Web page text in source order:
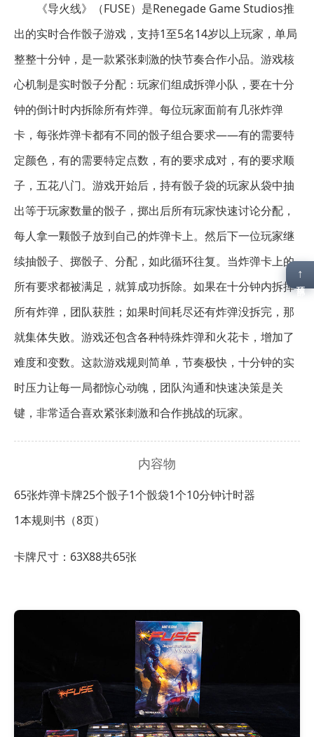
《导火线》（FUSE）是Renegade Game Studios推
出的实时合作骰子游戏，支持1至5名14岁以上玩家，单局
整整十分钟，是一款紧张刺激的快节奏合作小品。游戏核
心机制是实时骰子分配：玩家们组成拆弹小队，要在十分
钟的倒计时内拆除所有炸弹。每位玩家面前有几张炸弹
卡，每张炸弹卡都有不同的骰子组合要求——有的需要特
定颜色，有的需要特定点数，有的要求成对，有的要求顺
子，五花八门。游戏开始后，持有骰子袋的玩家从袋中抽
出等于玩家数量的骰子，掷出后所有玩家快速讨论分配，
每人拿一颗骰子放到自己的炸弹卡上。然后下一位玩家继
续抽骰子、掷骰子、分配，如此循环往复。当炸弹卡上的
所有要求都被满足，就算成功拆除。如果在十分钟内拆掉
所有炸弹，团队获胜；如果时间耗尽还有炸弹没拆完，那
就集体失败。游戏还包含各种特殊炸弹和火花卡，增加了
难度和变数。这款游戏规则简单，节奏极快，十分钟的实
时压力让每一局都惊心动魄，团队沟通和快速决策是关
键，非常适合喜欢紧张刺激和合作挑战的玩家。
内容物
65张炸弹卡牌25个骰子1个骰袋1个10分钟计时器
1本规则书（8页）
卡牌尺寸：63X88共65张
↑